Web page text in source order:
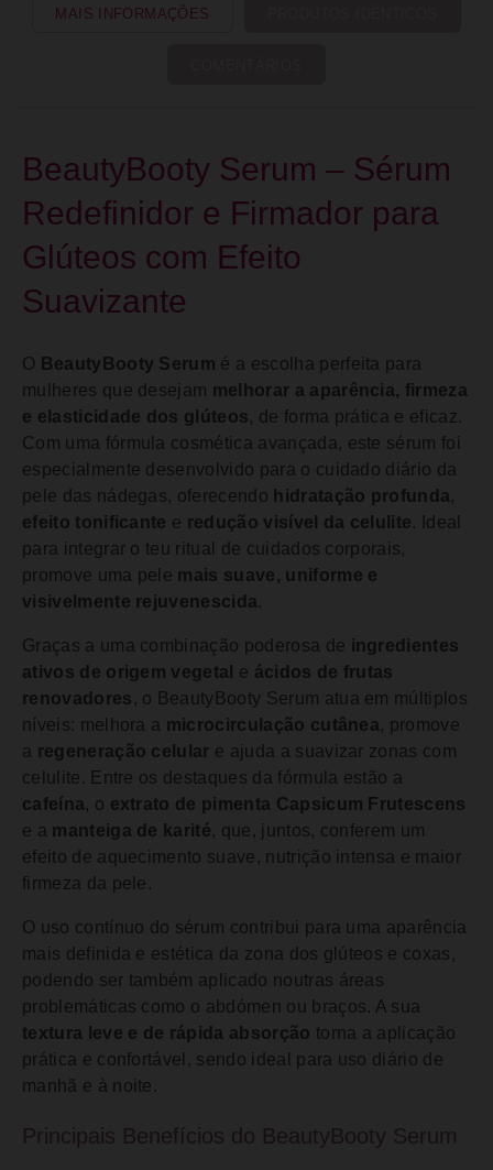
MAIS INFORMAÇÕES
BeautyBooty Serum – Sérum
Redefinidor e Firmador para
Glúteos com Efeito
Suavizante
O BeautyBooty Serum é a escolha perfeita para
mulheres que desejam melhorar a aparência, firmeza
e elasticidade dos glúteos, de forma prática e eficaz.
Com uma fórmula cosmética avançada, este sérum foi
especialmente desenvolvido para o cuidado diário da
pele das nádegas, oferecendo hidratação profunda,
efeito tonificante e redução visível da celulite. Ideal
para integrar o teu ritual de cuidados corporais,
promove uma pele mais suave, uniforme e
visivelmente rejuvenescida.
Graças a uma combinação poderosa de ingredientes
ativos de origem vegetal
e ácidos de frutas
renovadores , o BeautyBooty Serum atua em múltiplos
níveis: melhora a microcirculação cutânea, promove
a regeneração celular e ajuda a suavizar zonas com
celulite. Entre os destaques da fórmula estão a
cafeína, o extrato de pimenta Capsicum Frutescens
e a manteiga de karité, que, juntos, conferem um
efeito de aquecimento suave, nutrição intensa e maior
firmeza da pele.
O uso contínuo do sérum contribui para uma aparência
mais definida e estética da zona dos glúteos e coxas,
podendo ser também aplicado noutras áreas
problemáticas como o abdómen ou braços. A sua
textura leve e de rápida absorção torna a aplicação
prática e confortável, sendo ideal para uso diário de
manhã e à noite.
Principais Benefícios do BeautyBooty Serum